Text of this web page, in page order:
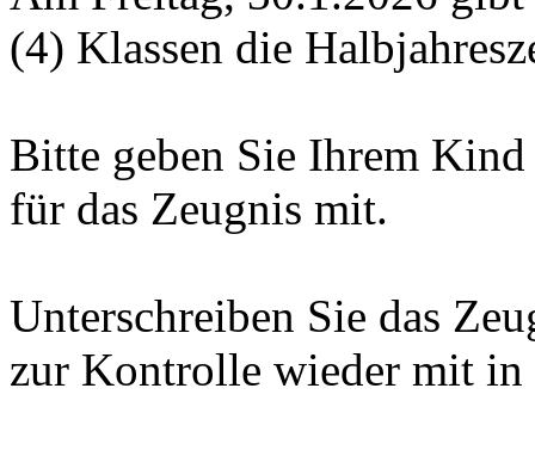
(4) Klassen die
Bitte geben Sie Ihrem
für das Zeugnis mit.
Unterschreiben Sie das
zur Kontrolle wieder mit in